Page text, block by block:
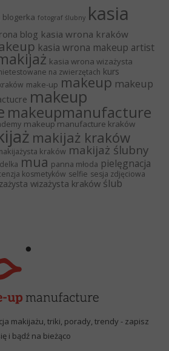
blogerka fotograf ślubny kasia
blog kasia wrona kraków
kasia wrona makeup artist
kasia wrona wizażysta
na zwierzętach kurs
make-up makeup makeup
makeup
makeupmanufacture
makeup manufacture kraków
makijaż kraków
kraków makijaż ślubny
mua panna młoda pielęgnacja
kosmetyków selfie sesja zdjęciowa
wizażysta kraków ślub
makijażu, triki, porady, trendy - zapisz
i bądź na bieżąco